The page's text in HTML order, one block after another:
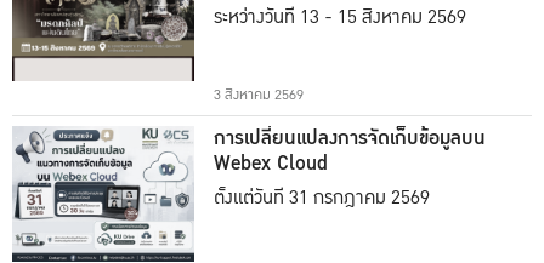
ระหว่างวันที่ 13 - 15 สิงหาคม 2569
3 สิงหาคม 2569
การเปลี่ยนแปลงการจัดเก็บข้อมูลบน
Webex Cloud
ตั้งแต่วันที่ 31 กรกฎาคม 2569